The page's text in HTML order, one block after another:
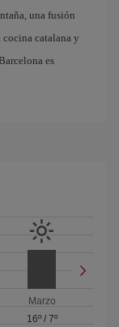
una fusión
cocina catalana y
es
Marzo
16º/ 7º